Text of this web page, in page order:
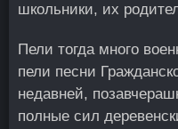
школьники, их
Пели тогда много
пели песни
недавней,
полные сил